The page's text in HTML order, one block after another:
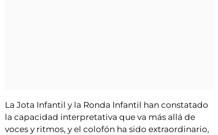
La Jota Infantil y la Ronda Infantil han constatado
la capacidad interpretativa que va más allá de
voces y ritmos, y el colofón ha sido extraordinario,